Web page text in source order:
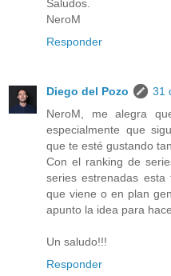
Saludos.
NeroM
Responder
Diego del Pozo
31
NeroM, me alegra
especialmente que
que te esté gustando
Con el ranking de
series estrenadas
que viene o en plan
apunto la idea para
Un saludo!!!
Responder